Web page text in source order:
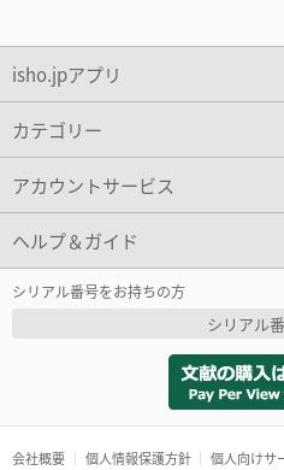
isho.jpアプリ
カテゴリー
アカウントサービス
ヘルプ＆ガイド
シリアル番号をお持ちの方
シリアル
会社概要 個人情報保護方針 個人向けサ